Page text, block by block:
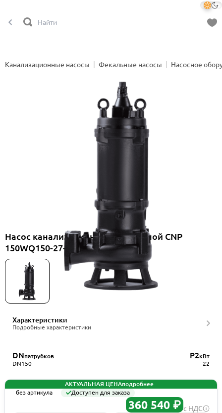
Канализационные насосы Фекальные насосы Насосное
Насос канализационный погружной CNP
150WQ150-27-22ES(I)+HS150WQ
Характеристики
Подробные характеристики
DNпатрубков
DN150
P2кВт
22
АКТУАЛЬНАЯ ЦЕНАподробнее
без артикула
Доступен для заказа
360 540 ₽ с НДС